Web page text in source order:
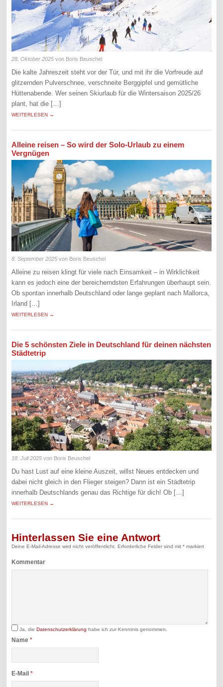
28. Oktober 2025 von Boris Beuschel
Die kalte Jahreszeit steht vor der Tür, und mit ihr die Vorfreude auf
glitzernden Pulverschnee, verschneite Berggipfel und gemütliche
Hüttenabende. Wer seinen Skiurlaub für die Wintersaison 2025/26
plant, hat die […]
WEITERLESEN →
Alleine reisen – So wird der Solo-Urlaub zu einem
Vergnügen
8. September 2025 von Boris Beuschel
Alleine zu reisen klingt für viele nach Einsamkeit – in Wirklichkeit
kann es jedoch eine der bereicherndsten Erfahrungen überhaupt sein.
Ob spontan innerhalb Deutschland oder lange geplant nach Mallorca,
Irland […]
WEITERLESEN →
Die 5 schönsten Ziele in Deutschland für deinen nächsten
Städtetrip
18. Juli 2025 von Boris Beuschel
Du hast Lust auf eine kleine Auszeit, willst Neues entdecken und
dabei nicht gleich in den Flieger steigen? Dann ist ein Städtetrip
innerhalb Deutschlands genau das Richtige für dich! Ob […]
WEITERLESEN →
Hinterlassen Sie eine Antwort
Deine E-Mail-Adresse wird nicht veröffentlicht. Erforderliche Felder sind mit* markiert
Kommentar
Ja, dieDatenschutzerklärung habe ich zur Kenntnis genommen.
Name*
E-Mail*